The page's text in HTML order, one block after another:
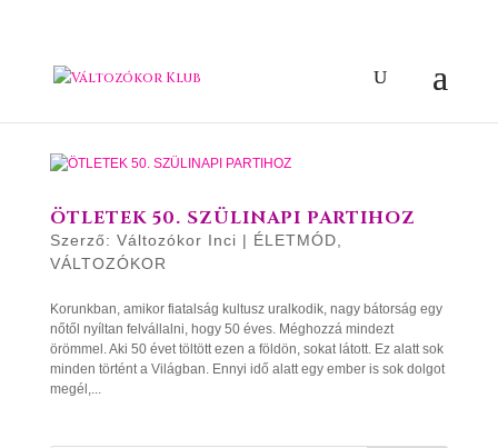
ÖTLETEK 50. SZÜLINAPI PARTIHOZ
Szerző: Változókor Inci | ÉLETMÓD
VÁLTOZÓKOR
Korunkban, amikor fiatalság kultusz uralkodik, nagy bátorság egy
nőtől nyíltan felvállalni, hogy 50 éves. Méghozzá mindezt
örömmel. Aki 50 évet töltött ezen a földön, sokat látott. Ez alatt sok
minden történt a Világban. Ennyi idő alatt egy ember is sok dolgot
megél,...